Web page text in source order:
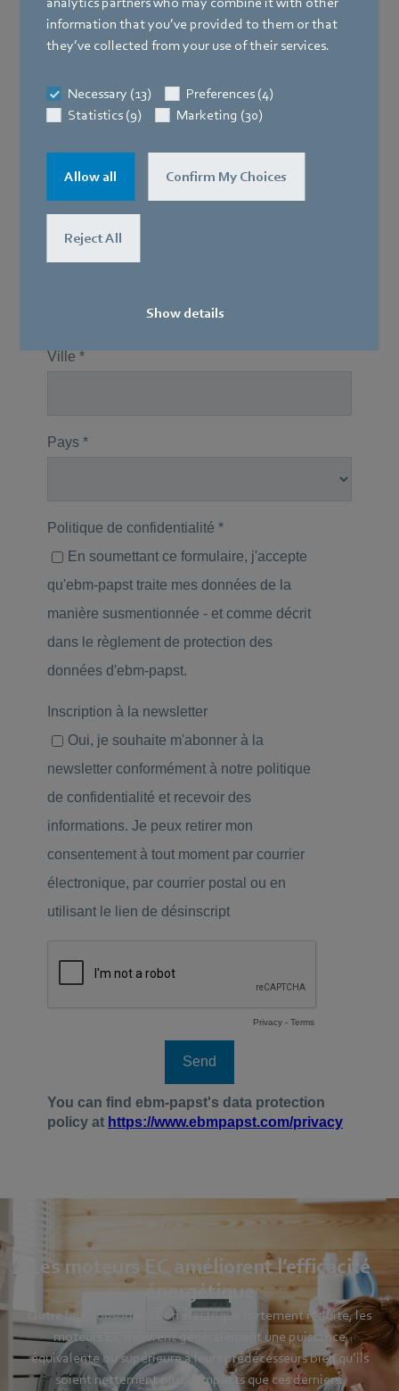
information that you’ve provided to them or that
they’ve collected from your use of their services.
Necessary (13)
Preferences (4)
Statistics (9)
Marketing (30)
Allow all Confirm My Choices
Reject All
Show details
Les moteurs EC améliorent l’efficacité
énergétique
Outre leur consommation électrique fortement réduite, les
moteurs EC délivrent généralement une puissance
équivalente ou supérieure à leurs prédécesseurs bien qu’ils
soient nettement plus compacts que ces derniers.